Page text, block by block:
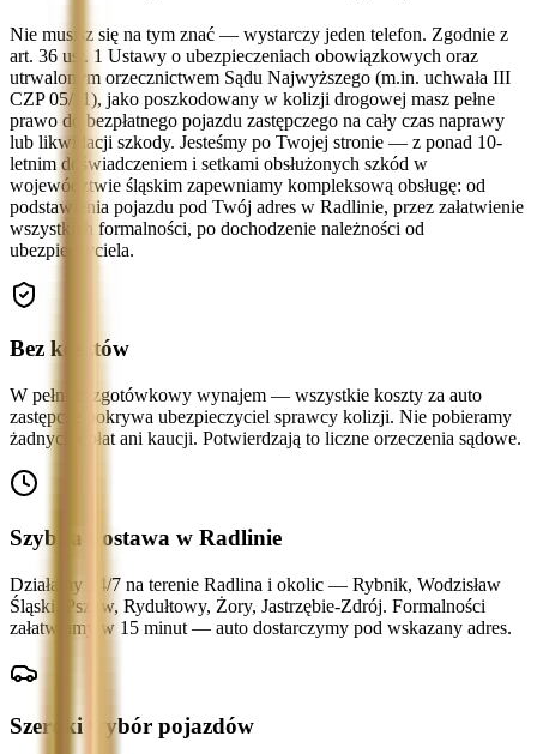
Nie musisz się na tym znać — wystarczy jeden telefon. Zgodnie z
art. 36 ust. 1 Ustawy o ubezpieczeniach obowiązkowych oraz
utrwalonym orzecznictwem Sądu Najwyższego (m.in. uchwała III
CZP 05/11), jako poszkodowany w kolizji drogowej masz pełne
prawo do bezpłatnego pojazdu zastępczego na cały czas naprawy
lub likwidacji szkody. Jesteśmy po Twojej stronie — z ponad 10-
letnim doświadczeniem i setkami obsłużonych szkód w
województwie śląskim zapewniamy kompleksową obsługę: od
podstawienia pojazdu pod Twój adres w Radlinie, przez załatwienie
wszystkich formalności, po dochodzenie należności od
ubezpieczyciela.
Bez kosztów
W pełni bezgotówkowy wynajem — wszystkie koszty za auto
zastępcze pokrywa ubezpieczyciel sprawcy kolizji. Nie pobieramy
żadnych opłat ani kaucji. Potwierdzają to liczne orzeczenia sądowe.
Szybka dostawa w Radlinie
Działamy 24/7 na terenie Radlina i okolic — Rybnik, Wodzisław
Śląski, Pszów, Rydułtowy, Żory, Jastrzębie-Zdrój. Formalności
załatwiamy w 15 minut — auto dostarczymy pod wskazany adres.
Szeroki wybór pojazdów